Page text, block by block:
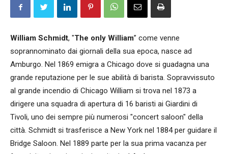
William Schmidt, "The only William” come venne
soprannominato dai giornali della sua epoca, nasce ad
Amburgo. Nel 1869 emigra a Chicago dove si guadagna una
grande reputazione per le sue abilità di barista. Sopravvissuto
al grande incendio di Chicago William si trova nel 1873 a
dirigere una squadra di apertura di 16 baristi ai Giardini di
Tivoli, uno dei sempre più numerosi "concert saloon" della
città. Schmidt si trasferisce a New York nel 1884 per guidare il
Bridge Saloon. Nel 1889 parte per la sua prima vacanza per